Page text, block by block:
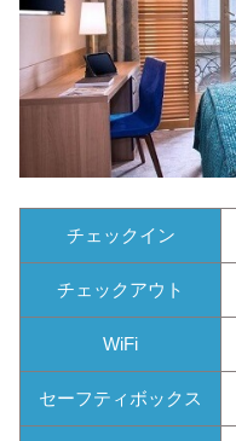
チェックイン
チェックアウト
WiFi
セーフティボックス